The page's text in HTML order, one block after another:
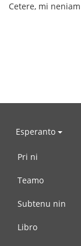
Cetere, mi
Esperanto
Pri ni
Teamo
Subtenu nin
Libro